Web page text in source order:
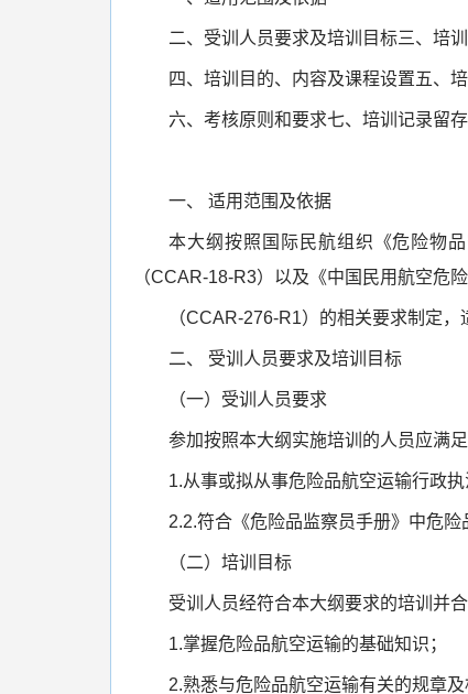
二、受训人员要求及培训目标三、培
四、培训目的、内容及课程设置五、
六、考核原则和要求七、培训记录留
一、 适用范围及依据
本大纲按照国际民航组织《危险物
（CCAR-18-R3）以及《中国民用航空危
（CCAR-276-R1）的相关要求制定
二、 受训人员要求及培训目标
（一）受训人员要求
参加按照本大纲实施培训的人员应满足
1.从事或拟从事危险品航空运输行政执
2.2.符合《危险品监察员手册》中危险
（二）培训目标
受训人员经符合本大纲要求的培训并
1.掌握危险品航空运输的基础知识；
2.熟悉与危险品航空运输有关的规章及